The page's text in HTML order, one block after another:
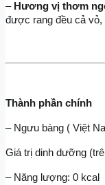
– Hương vị thơm
được rang đều cả vỏ,
Thành phần chính
– Ngưu bàng ( Việt
Giá trị dinh dưỡng
– Năng lượng: 0 kcal